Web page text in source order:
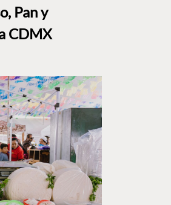
Pan y
CDMX